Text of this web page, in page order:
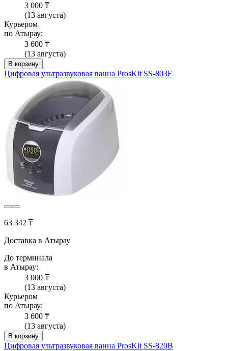
3 000 ₸
(13 августа)
Курьером
по Атырау:
3 600 ₸
(13 августа)
В корзину
Цифровая ультразвуковая ванна ProsKit SS-803F
63 342 ₸
Доставка в Атырау
До терминала
в Атырау:
3 000 ₸
(13 августа)
Курьером
по Атырау:
3 600 ₸
(13 августа)
В корзину
Цифровая ультразвуковая ванна ProsKit SS-820B